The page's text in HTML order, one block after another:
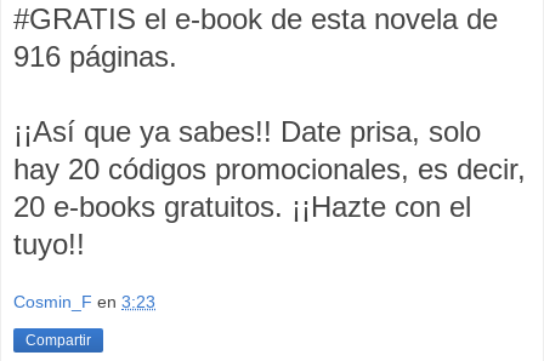
#GRATIS el e-book de esta novela de
916 páginas.
¡¡Así que ya sabes!! Date prisa, solo
hay 20 códigos promocionales, es decir,
20 e-books gratuitos. ¡¡Hazte con el
tuyo!!
Cosmin_F en 3:23
Compartir